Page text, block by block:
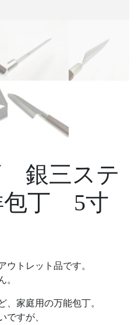
銀三ステ
丁 5寸
ウトレット品です。
。
、家庭用の万能包丁。
ですが、